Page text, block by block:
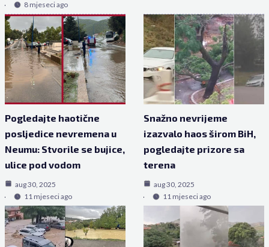
8 mjeseci ago
Pogledajte haotične
posljedice nevremena u
Neumu: Stvorile se bujice,
ulice pod vodom
aug 30, 2025
11 mjeseci ago
Snažno nevrijeme
izazvalo haos širom BiH,
pogledajte prizore sa
terena
aug 30, 2025
11 mjeseci ago